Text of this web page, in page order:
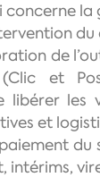
concerne
de
et
libérer les
et
du
intérims,